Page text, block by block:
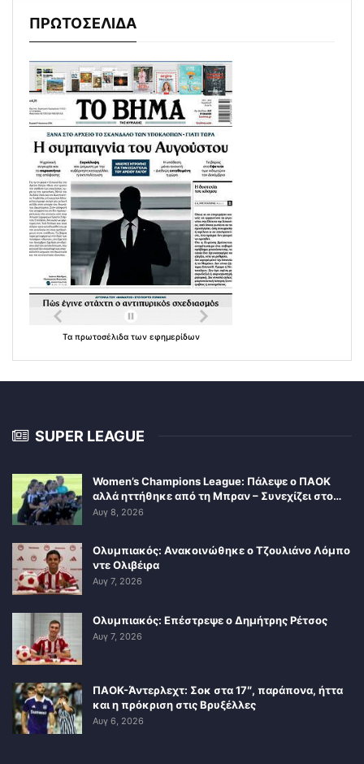
ΠΡΩΤΟΣΕΛΙΔΑ
Τα πρωτοσέλιδα των εφημερίδων
SUPER LEAGUE
Women’s Champions League: Πάλεψε ο ΠΑΟΚ
αλλά ηττήθηκε από τη Μπραν – Συνεχίζει στο…
Αυγ 8, 2026
Ολυμπιακός: Ανακοινώθηκε ο Τζουλιάνο Λόμπο
ντε Ολιβέιρα
Αυγ 7, 2026
Ολυμπιακός: Επέστρεψε ο Δημήτρης Ρέτσος
Αυγ 7, 2026
ΠΑΟΚ-Άντερλεχτ: Σοκ στα 17″, παράπονα, ήττα
και η πρόκριση στις Βρυξέλλες
Αυγ 6, 2026